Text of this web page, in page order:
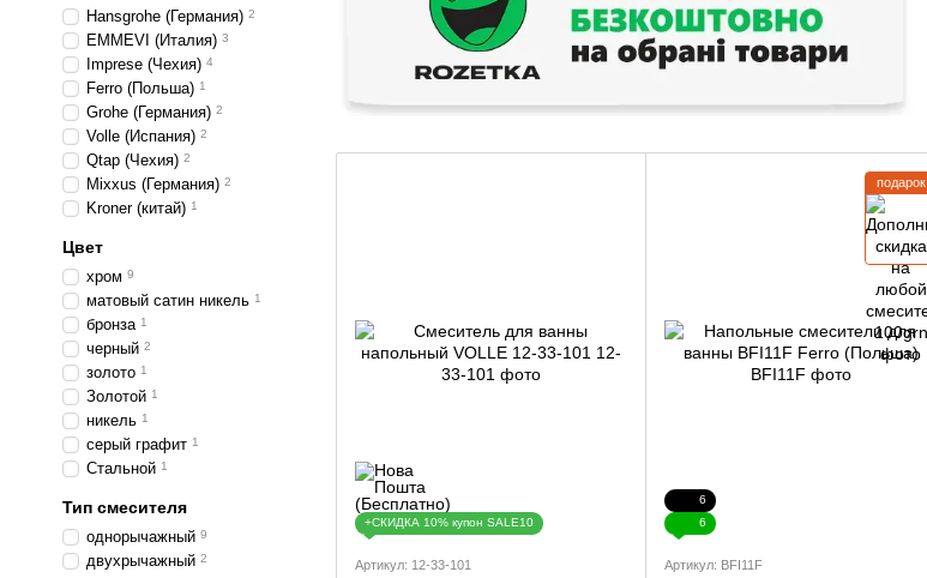
+СКИДКА 10% купон SALE10
Артикул: 12-33-101
подарок
6
6
Артикул: BFI11F
Hansgrohe (Германия) 2
EMMEVI (Италия) 3
Imprese (Чехия) 4
Ferro (Польша) 1
Grohe (Германия) 2
Volle (Иcпания) 2
Qtap (Чехия) 2
Mixxus (Германия) 2
Kroner (китай) 1
Цвет
хром 9
матовый сатин никель 1
бронза 1
черный 2
золото 1
Золотой 1
никель 1
серый графит 1
Стальной 1
Тип смесителя
однорычажный 9
двухрычажный 2